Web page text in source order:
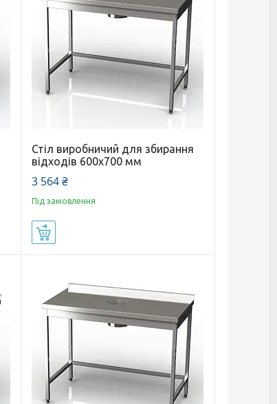
Стіл виробничий для збирання
відходів 600x700 мм
3 564 ₴
Під замовлення